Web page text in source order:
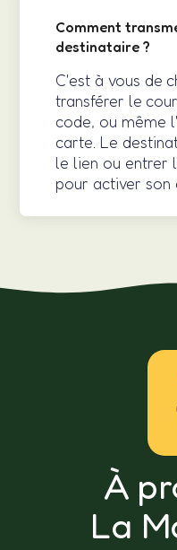
Comment
destinataire ?
C'est à vous de
transférer le
code, ou même
carte. Le
le lien ou entrer
pour activer son
À
La